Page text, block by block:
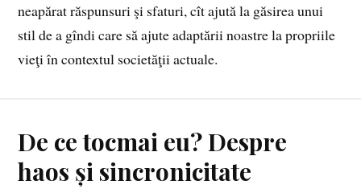
neapărat răspunsuri şi sfaturi, cît ajută la găsirea unui
stil de a gîndi care să ajute adaptării noastre la propriile
vieţi în contextul societăţii actuale.
De ce tocmai eu? Despre
haos și sincronicitate